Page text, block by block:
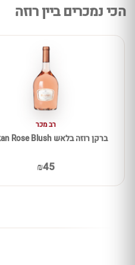
הכי נמכרים ביין רוזה
רב מכר
ברקן רוזה בלאש Barkan Rose Blush
₪45